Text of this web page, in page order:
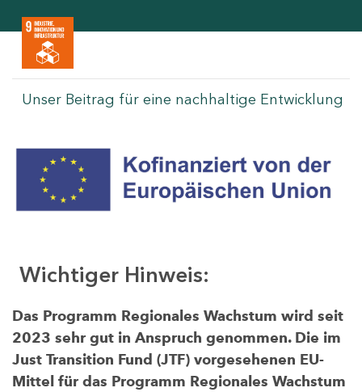
Unser Beitrag für eine nachhaltige Entwicklung
Wichtiger Hinweis:
Das Programm Regionales Wachstum wird seit
2023 sehr gut in Anspruch genommen. Die im
Just Transition Fund (JTF) vorgesehenen EU-
Mittel für das Programm Regionales Wachstum